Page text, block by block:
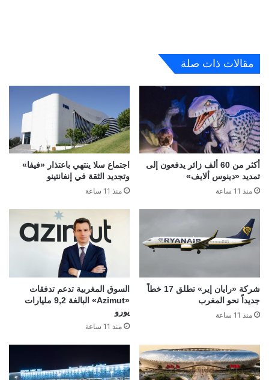
مقالات ذات صلة
أكثر من 60 ألف زائر يدفعون إلى
تمديد «دينوس ألايف»
منذ 11 ساعة
اجتماع سلا ينتهي باعتذار «فيفا»
وتجديد الثقة في إنفانتينو
منذ 11 ساعة
شركة «رايان إير» تطلق 17 خطاً
جديداً نحو المغرب
منذ 11 ساعة
السوق المغربية تدعم تدفقات
«Azimut» البالغة 9,2 مليارات
يورو
منذ 11 ساعة